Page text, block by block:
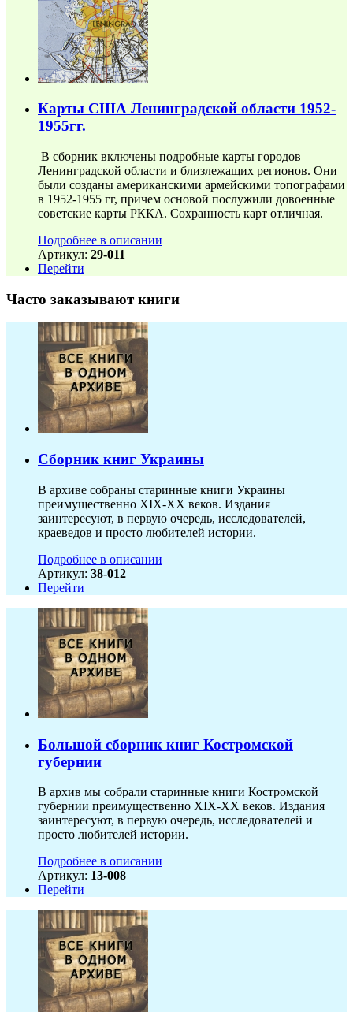
Карты США Ленинградской области 1952-
1955гг.
В сборник включены подробные карты городов
Ленинградской области и близлежащих регионов. Они
были созданы американскими армейскими топографами
в 1952-1955 гг, причем основой послужили довоенные
советские карты РККА. Сохранность карт отличная.
Подробнее в описании
Артикул: 29-011
Перейти
Часто заказывают книги
Сборник книг Украины
В архиве собраны старинные книги Украины
преимущественно XIX-ХХ веков. Издания
заинтересуют, в первую очередь, исследователей,
краеведов и просто любителей истории.
Подробнее в описании
Артикул: 38-012
Перейти
Большой сборник книг Костромской
губернии
В архив мы собрали старинные книги Костромской
губернии преимущественно XIX-ХХ веков. Издания
заинтересуют, в первую очередь, исследователей и
просто любителей истории.
Подробнее в описании
Артикул: 13-008
Перейти